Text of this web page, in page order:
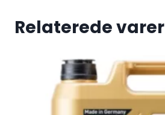
Relaterede varer